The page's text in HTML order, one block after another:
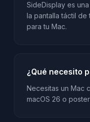
SideDisplay es
la pantalla táctil
para tu Mac.
¿Qué necesito
Necesitas un Mac
macOS 26 o